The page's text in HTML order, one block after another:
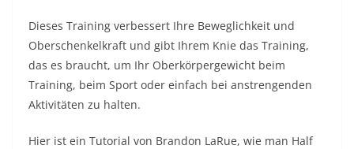
Dieses Training verbessert Ihre Beweglichkeit und
Oberschenkelkraft und gibt Ihrem Knie das Training,
das es braucht, um Ihr Oberkörpergewicht beim
Training, beim Sport oder einfach bei anstrengenden
Aktivitäten zu halten.
Hier ist ein Tutorial von Brandon LaRue, wie man Half